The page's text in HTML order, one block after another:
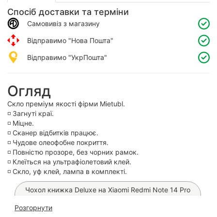
Спосіб доставки та терміни
Самовивіз з магазину
Відправимо "Нова Пошта"
Відправимо "УкрПошта"
Огляд
Скло преміум якості фірми Mietubl.
◽️ Загнуті краї.
◽️ Міцне.
◽️ Сканер відбитків працює.
◽️ Чудове олеофобне покриття.
◽️ Повністю прозоре, без чорних рамок.
◽️ Клеїться на ультрафіолетовий клей.
◽️ Скло, уф клей, лампа в комплекті.
Чохол книжка Deluxe на Xiaomi Redmi Note 14 Pro
Розгорнути